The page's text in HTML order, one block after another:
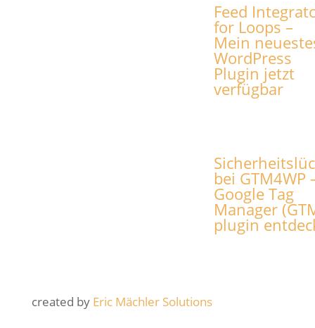
Feed
for Loops –
Mein
WordPress
Plugin jetzt
verfügbar
bei GTM4WP
Google Tag
Manager
plugin
created by Eric Mächler Solutions